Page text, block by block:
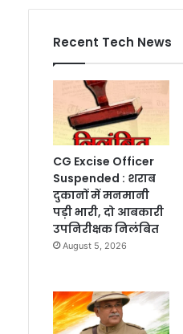
Recent Tech News
CG Excise Officer
Suspended : शराब
दुकानों में मनमानी
पड़ी भारी, दो आबकारी
उपनिरीक्षक निलंबित
August 5, 2026